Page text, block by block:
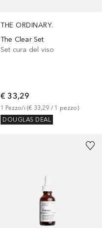
THE ORDINARY.
The Clear Set
Set cura del viso
€ 33,29
1 Pezzo/i (€ 33,29 / 1 pezzo)
DOUGLAS DEAL